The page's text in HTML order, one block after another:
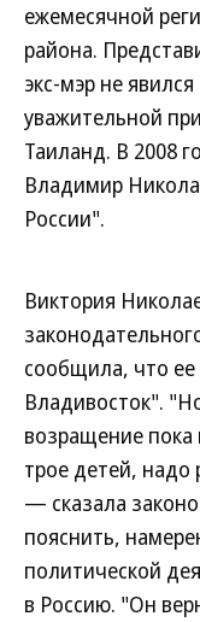
ежемесячной
района.
экс-мэр не
уважительной
Таиланд. В 2008
Владимир
России".
Виктория
сообщила, что ее
Владивосток".
возращение пока
трое детей,
— сказала
пояснить,
политической
в Россию. "Он